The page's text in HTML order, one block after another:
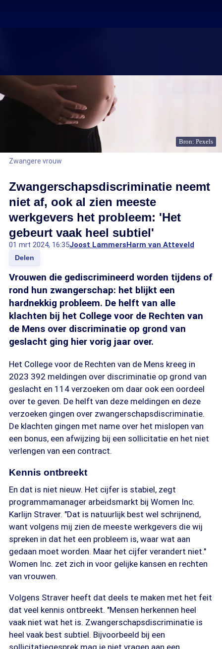
Bron: Pexels
Zwangere vrouw
Zwangerschapsdiscriminatie neemt
niet af, ook al zien meeste
werkgevers het probleem: 'Het
gebeurt vaak heel subtiel'
01 mrt 2024, 16:35Joost LammersHarm van Atteveld
Delen
Vrouwen die gediscrimineerd worden tijdens of
rond hun zwangerschap: het blijkt een
hardnekkig probleem. De helft van alle
klachten bij het College voor de Rechten van
de Mens over discriminatie op grond van
geslacht ging hier vorig jaar over.
Het College voor de Rechten van de Mens kreeg in
2023 392 meldingen over discriminatie op grond van
geslacht en 114 verzoeken om daar ook een oordeel
over te geven. De helft van deze meldingen en deze
verzoeken gingen over zwangerschapsdiscriminatie.
De klachten gingen met name over het mislopen van
een bonus, een afwijzing bij een sollicitatie en het niet
verlengen van een contract.
Kennis ontbreekt
En dat is niet nieuw. Het cijfer is stabiel, zegt
programmamanager arbeidsmarkt bij Women Inc.
Karlijn Straver. "Dat is natuurlijk best wel schrijnend,
want volgens mij zien de meeste werkgevers die wij
spreken in dat het een probleem is, waar wat aan
gedaan moet worden. Maar het cijfer verandert niet."
Women Inc. zet zich in voor gelijke kansen en rechten
van vrouwen.
Volgens Straver heeft dat deels te maken met het feit
dat veel kennis ontbreekt. "Mensen herkennen heel
vaak niet wat het is. Zwangerschapsdiscriminatie is
heel vaak best subtiel. Bijvoorbeeld bij een
sollicitatiegesprek mag je niet vragen aan een